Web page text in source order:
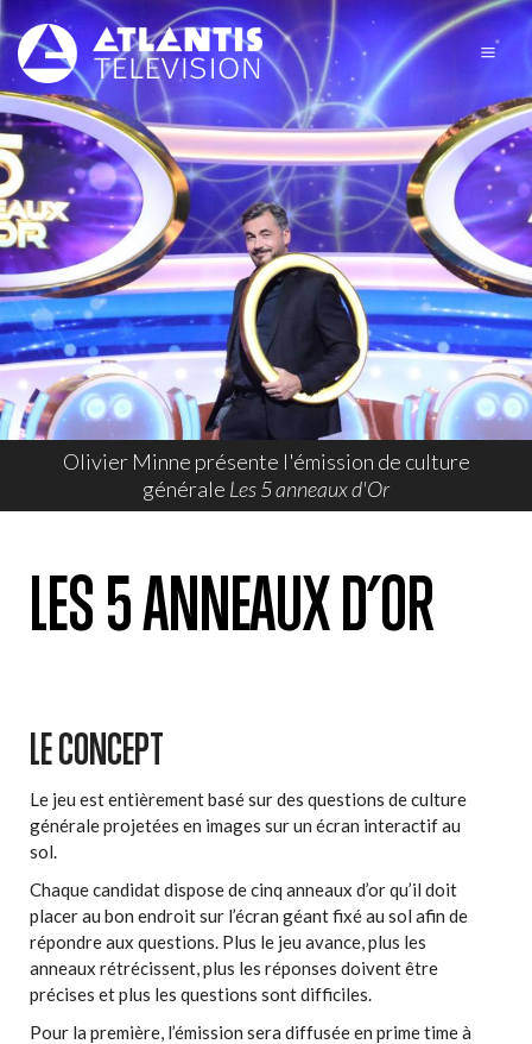
Olivier Minne présente l'émission de culture
générale Les 5 anneaux d'Or
LES 5 ANNEAUX D’OR
LE CONCEPT
Le jeu est entièrement basé sur des questions de culture
générale projetées en images sur un écran interactif au
sol.
Chaque candidat dispose de cinq anneaux d’or qu’il doit
placer au bon endroit sur l’écran géant fixé au sol afin de
répondre aux questions. Plus le jeu avance, plus les
anneaux rétrécissent, plus les réponses doivent être
précises et plus les questions sont difficiles.
Pour la première, l’émission sera diffusée en prime time à